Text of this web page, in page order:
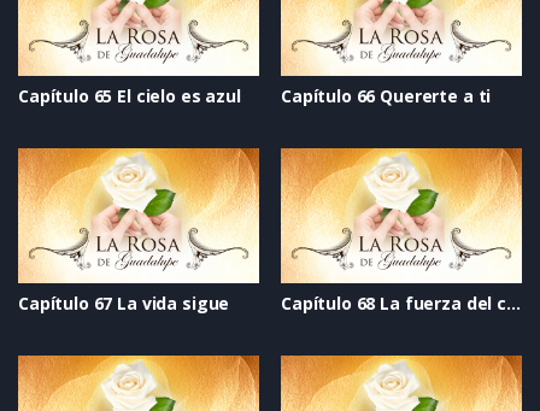
Capítulo 65 El cielo es azul Capítulo 66 Quererte a ti
Capítulo 67 La vida sigue Capítulo 68 La fuerza del corazón